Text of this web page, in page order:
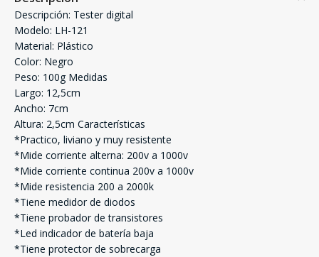
Descripción: Tester digital
Modelo: LH-121
Material: Plástico
Color: Negro
Peso: 100g Medidas
Largo: 12,5cm
Ancho: 7cm
Altura: 2,5cm Características
*Practico, liviano y muy resistente
*Mide corriente alterna: 200v a 1000v
*Mide corriente continua 200v a 1000v
*Mide resistencia 200 a 2000k
*Tiene medidor de diodos
*Tiene probador de transistores
*Led indicador de batería baja
*Tiene protector de sobrecarga